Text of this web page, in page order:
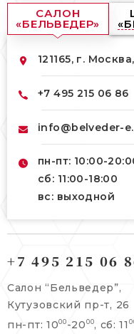
САЛОН
«БЕЛЬВЕДЕР»
121165, г. Москва,
+7 495 215 06 86
info@belveder-
пн-пт: 10:00-
сб: 11:00-18:00
вс: выходной
info@belveder-
Берсеневский
+7 495 477 45 43
info@belveder-
+7 495 215 06
Салон “Бельведер”,
Кутузовский пр-т, 26
пн-пт: 1000 -20 00, сб: 11